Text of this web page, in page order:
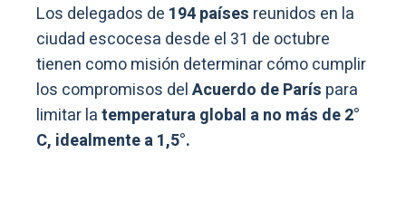
Los delegados de 194 países reunidos en la
ciudad escocesa desde el 31 de octubre
tienen como misión determinar cómo cumplir
los compromisos delAcuerdo de París para
limitar latemperatura global a no más de 2°
C, idealmente a 1,5°.